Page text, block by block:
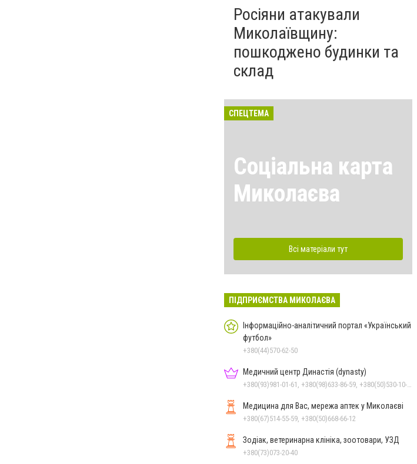
Росіяни атакували
Миколаївщину:
пошкоджено будинки та
склад
СПЕЦТЕМА
Соціальна карта
Миколаєва
Всі матеріали тут
ПІДПРИЄМСТВА МИКОЛАЄВА
Інформаційно-аналітичний портал «Український
футбол»
+380(44)570-62-50
Медичний центр Династія (dynasty)
Медицина для Вас, мережа аптек у Миколаєві
+380(67)514-55-59, +380(50)668-66-12
Зодіак, ветеринарна клініка, зоотовари, УЗД
+380(73)073-20-40